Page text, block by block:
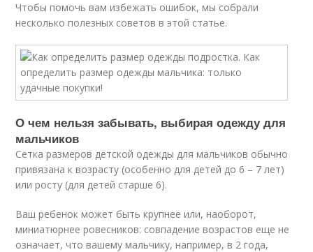
Чтобы помочь вам избежать ошибок, мы собрали
несколько полезных советов в этой статье.
О чем нельзя забывать, выбирая одежду для
мальчиков
Сетка размеров детской одежды для мальчиков обычно
привязана к возрасту (особенно для детей до 6 – 7 лет)
или росту (для детей старше 6).
Ваш ребенок может быть крупнее или, наоборот,
миниатюрнее ровесников: совпадение возрастов еще не
означает, что вашему мальчику, например, в 2 года,